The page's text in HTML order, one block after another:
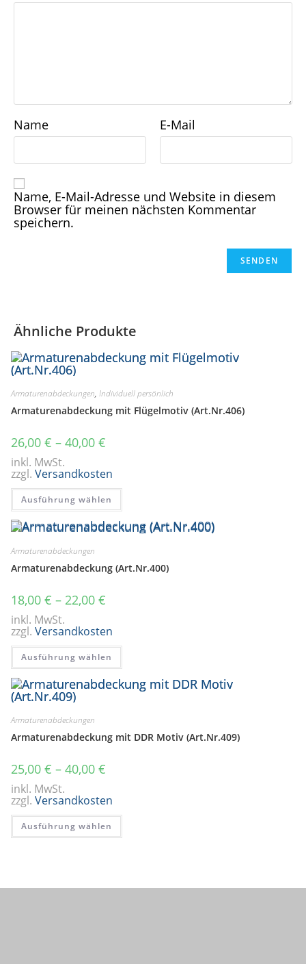
Name E-Mail
Name, E-Mail-Adresse und Website in diesem
Browser für meinen nächsten Kommentar
speichern.
Ähnliche Produkte
Armaturenabdeckungen,Individuell persönlich
Armaturenabdeckung mit Flügelmotiv (Art.Nr.406)
26,00€ –40,00€
inkl. MwSt.
zzgl.Versandkosten
Ausführung wählen
Dieses
weist
mehrere
Varianten
können
Armaturenabdeckungen
Armaturenabdeckung (Art.Nr.400)
18,00€ – 22,00€
inkl. MwSt.
zzgl.Versandkosten
Ausführung wählen
Dieses
weist
Varianten
auf
Armaturenabdeckungen
Armaturenabdeckung mit DDR Motiv (Art.Nr.409)
25,00€ –40,00€
inkl. MwSt.
zzgl.Versandkosten
Ausführung wählen
Dieses
weist
Optionen